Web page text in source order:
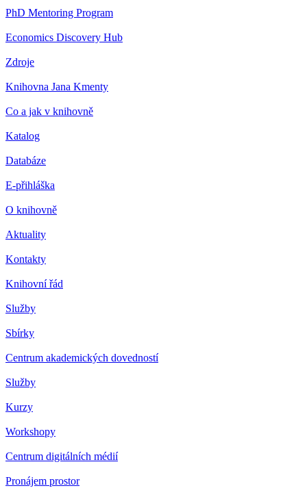
PhD Mentoring Program
Economics Discovery Hub
Zdroje
Knihovna Jana Kmenty
Co a jak v knihovně
Katalog
Databáze
E-přihláška
O knihovně
Aktuality
Kontakty
Knihovní řád
Služby
Sbírky
Centrum akademických dovedností
Služby
Kurzy
Workshopy
Centrum digitálních médií
Pronájem prostor